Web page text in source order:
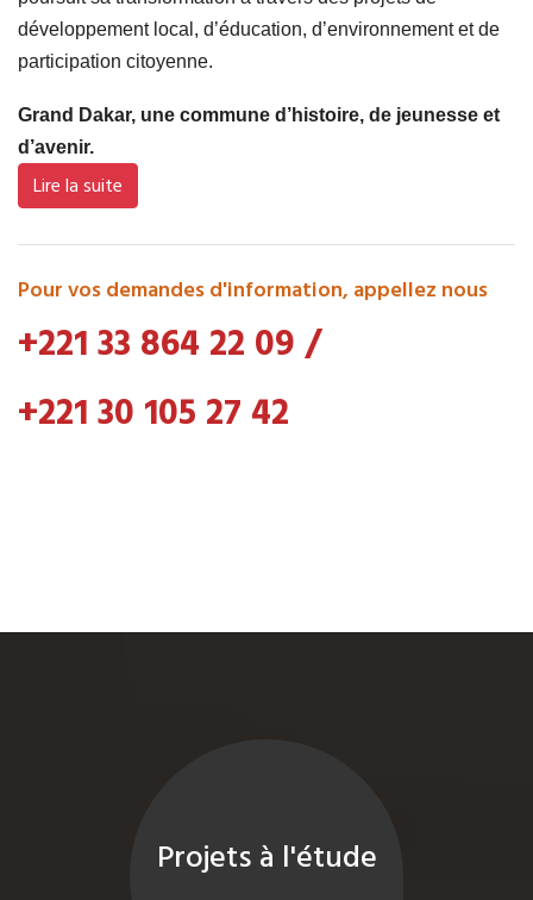
développement local, d’éducation, d’environnement et de
participation citoyenne.
Grand Dakar, une commune d’histoire, de jeunesse et
d’avenir.
Lire la suite
Pour vos demandes d'information, appellez nous
+221 33 864 22 09/
+221 30 105 27 42
Projets à l'étude